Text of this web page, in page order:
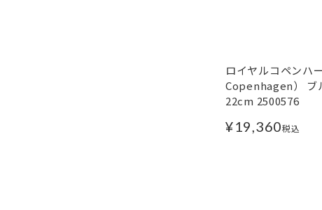
ロイヤルコペンハ
Copenhagen） ブ
22cm 2500576
¥19,360税込